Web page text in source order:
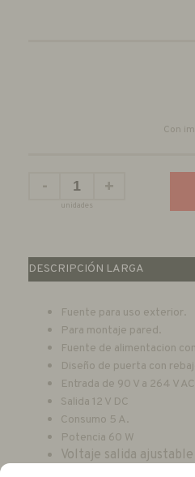
Con
-
unidades
+
DESCRIPCIÓN LARGA
Fuente para uso exterior.
Para montaje pared.
Fuente de alimentacion
Diseño de puerta con
Entrada de 90 V a 264 V AC
Salida 12 V DC
Consumo 5 A.
Potencia 60 W
Voltaje salida ajustable